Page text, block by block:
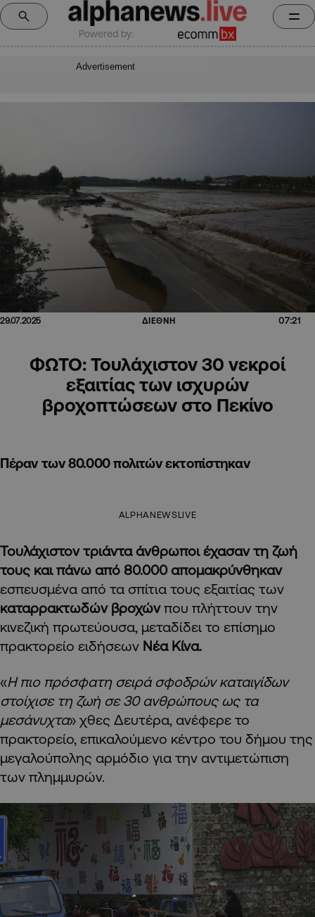
Powered by:
Advertisement
29.07.2025 ΔΙΕΘΝΗ 07:21
ΦΩΤΟ: Τουλάχιστον 30 νεκροί
εξαιτίας των ισχυρών
βροχοπτώσεων στο Πεκίνο
Πέραν των 80.000 πολιτών εκτοπίστηκαν
ALPHANEWSLIVE
Τουλάχιστον τριάντα άνθρωποι έχασαν τη ζωή
τους και πάνω από 80.000 απομακρύνθηκαν
εσπευσμένα από τα σπίτια τους εξαιτίας των
καταρρακτωδών βροχώνπου πλήττουν την
κινεζική πρωτεύουσα, μεταδίδει το επίσημο
πρακτορείο ειδήσεων Νέα Κίνα.
«Η πιο πρόσφατη σειρά σφοδρών καταιγίδων
στοίχισε τη ζωή σε 30 ανθρώπους ως τα
μεσάνυχτα» χθες Δευτέρα, ανέφερε το
πρακτορείο, επικαλούμενο κέντρο του δήμου της
μεγαλούπολης αρμόδιο για την αντιμετώπιση
των πλημμυρών.